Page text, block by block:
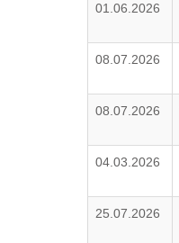
01.06.2026
08.07.2026
08.07.2026
04.03.2026
25.07.2026